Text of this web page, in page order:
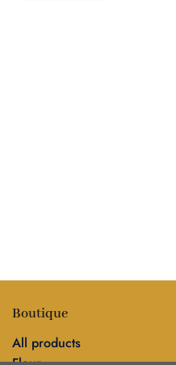
Boutique
All products